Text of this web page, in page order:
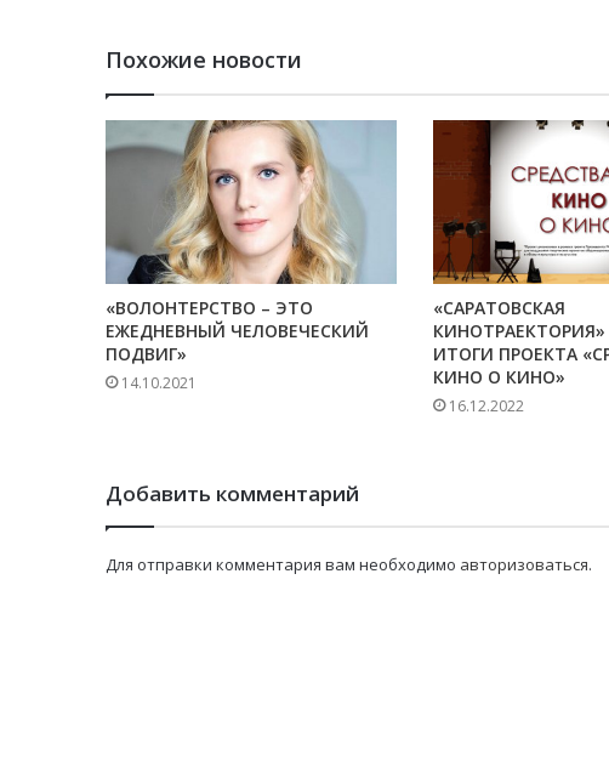
Похожие новости
«ВОЛОНТЕРСТВО – ЭТО
ЕЖЕДНЕВНЫЙ ЧЕЛОВЕЧЕСКИЙ
ПОДВИГ»
14.10.2021
«САРАТОВСКАЯ
ИТОГИ ПРОЕКТА
КИНО О КИНО»
16.12.2022
Добавить комментарий
Для отправки комментария вам необходимо авторизоваться.